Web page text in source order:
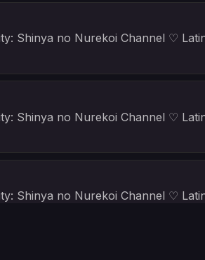
Shinya no Nurekoi Channel ♡
Shinya no Nurekoi Channel ♡
Shinya no Nurekoi Channel ♡